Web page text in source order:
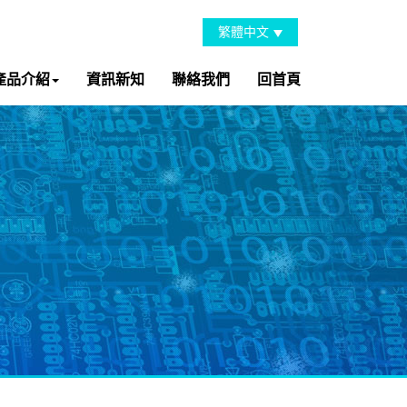
品介紹 資訊新知 聯絡我們 回首頁
繁體中文